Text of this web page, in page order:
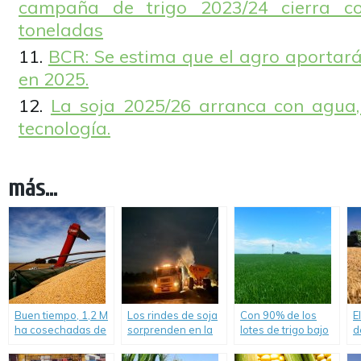
campaña de trigo 2023/24 cierra
toneladas
BCR: Se estima que el agro
en 2025.
La soja 2025/26 arranca con
tecnología.
más...
Buen tiempo, 1,2 M
ha cosechadas de
Los rindes de soja
sorprenden en la
Con 90% de los
lotes de trigo bajo